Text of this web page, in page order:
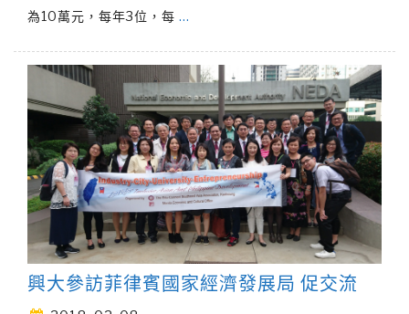
為10萬元，每年3位，每 …
興大參訪菲律賓國家經濟發展局 促交流